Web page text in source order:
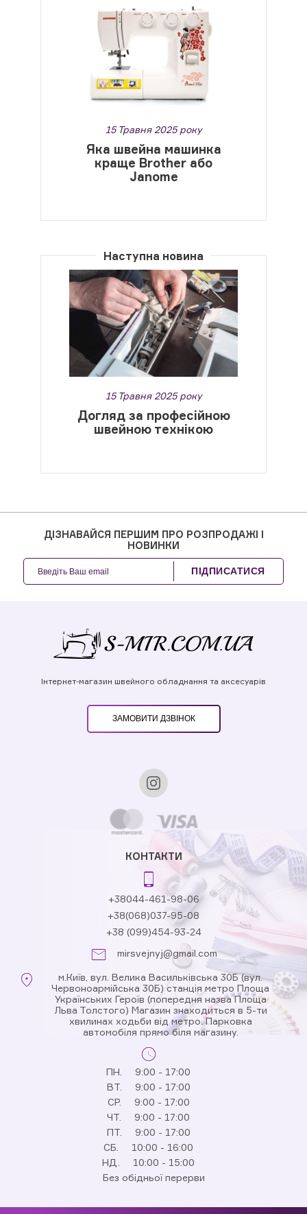
15 Травня 2025 року
Яка швейна машинка
краще Brother або
Janome
Наступна новина
15 Травня 2025 року
Догляд за професійною
швейною технікою
ДІЗНАВАЙСЯ ПЕРШИМ ПРО РОЗПРОДАЖІ І
НОВИНКИ
ПІДПИСАТИСЯ
Інтернет-магазин швейного обладнання та аксесуарів
ЗАМОВИТИ ДЗВІНОК
КОНТАКТИ
+38044-461-98-06
+38(068)037-95-08
+38 (099)454-93-24
mirsvejnyj@gmail.com
м.Київ, вул. Велика Васильківська 30Б (вул.
Червоноармійська 30Б) станція метро Площа
Українських Героїв (попередня назва Площа
Льва Толстого) Магазин знаходиться в 5-ти
хвилинах ходьби від метро. Парковка
автомобіля прямо біля магазину.
ПН.
9:00 - 17:00
ВТ.
9:00 - 17:00
СР.
9:00 - 17:00
ЧТ.
9:00 - 17:00
ПТ.
9:00 - 17:00
СБ.
10:00 - 16:00
НД.
10:00 - 15:00
Без обідньої перерви